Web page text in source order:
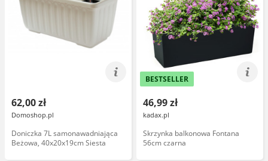
62,00 zł
Domoshop.pl
Doniczka 7L samonawadniająca
Beżowa, 40x20x19cm Siesta
BESTSELLER
46,99 zł
kadax.pl
Skrzynka balkonowa Fontana
56cm czarna